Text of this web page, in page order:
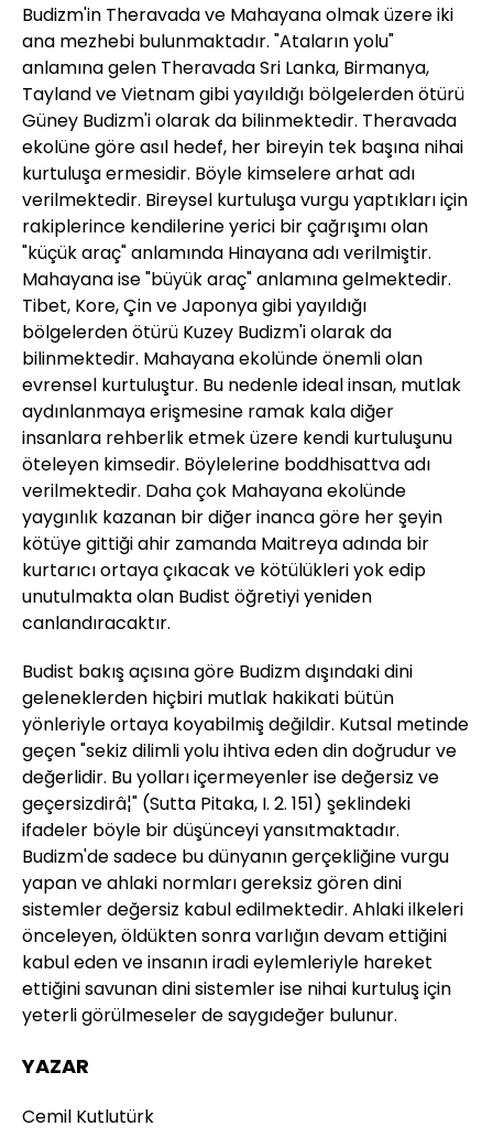
Budizm'in Theravada ve Mahayana olmak üzere iki
ana mezhebi bulunmaktadır. "Ataların yolu"
anlamına gelen Theravada Sri Lanka, Birmanya,
Tayland ve Vietnam gibi yayıldığı bölgelerden ötürü
Güney Budizm'i olarak da bilinmektedir. Theravada
ekolüne göre asıl hedef, her bireyin tek başına nihai
kurtuluşa ermesidir. Böyle kimselere arhat adı
verilmektedir. Bireysel kurtuluşa vurgu yaptıkları için
rakiplerince kendilerine yerici bir çağrışımı olan
"küçük araç" anlamında Hinayana adı verilmiştir.
Mahayana ise "büyük araç" anlamına gelmektedir.
Tibet, Kore, Çin ve Japonya gibi yayıldığı
bölgelerden ötürü Kuzey Budizm'i olarak da
bilinmektedir. Mahayana ekolünde önemli olan
evrensel kurtuluştur. Bu nedenle ideal insan, mutlak
aydınlanmaya erişmesine ramak kala diğer
insanlara rehberlik etmek üzere kendi kurtuluşunu
öteleyen kimsedir. Böylelerine boddhisattva adı
verilmektedir. Daha çok Mahayana ekolünde
yaygınlık kazanan bir diğer inanca göre her şeyin
kötüye gittiği ahir zamanda Maitreya adında bir
kurtarıcı ortaya çıkacak ve kötülükleri yok edip
unutulmakta olan Budist öğretiyi yeniden
canlandıracaktır.
Budist bakış açısına göre Budizm dışındaki dini
geleneklerden hiçbiri mutlak hakikati bütün
yönleriyle ortaya koyabilmiş değildir. Kutsal metinde
geçen "sekiz dilimli yolu ihtiva eden din doğrudur ve
değerlidir. Bu yolları içermeyenler ise değersiz ve
geçersizdirâ¦" (Sutta Pitaka, I. 2. 151) şeklindeki
ifadeler böyle bir düşünceyi yansıtmaktadır.
Budizm'de sadece bu dünyanın gerçekliğine vurgu
yapan ve ahlaki normları gereksiz gören dini
sistemler değersiz kabul edilmektedir. Ahlaki ilkeleri
önceleyen, öldükten sonra varlığın devam ettiğini
kabul eden ve insanın iradi eylemleriyle hareket
ettiğini savunan dini sistemler ise nihai kurtuluş için
yeterli görülmeseler de saygıdeğer bulunur.
YAZAR
Cemil Kutlutürk